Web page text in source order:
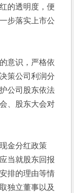
的透明度，便
步落实上市公
意识，严格依
策公司利润分
公司股东依法
、股东大会对
金分红政策
当就股东回报
排的理由等情
独立董事以及